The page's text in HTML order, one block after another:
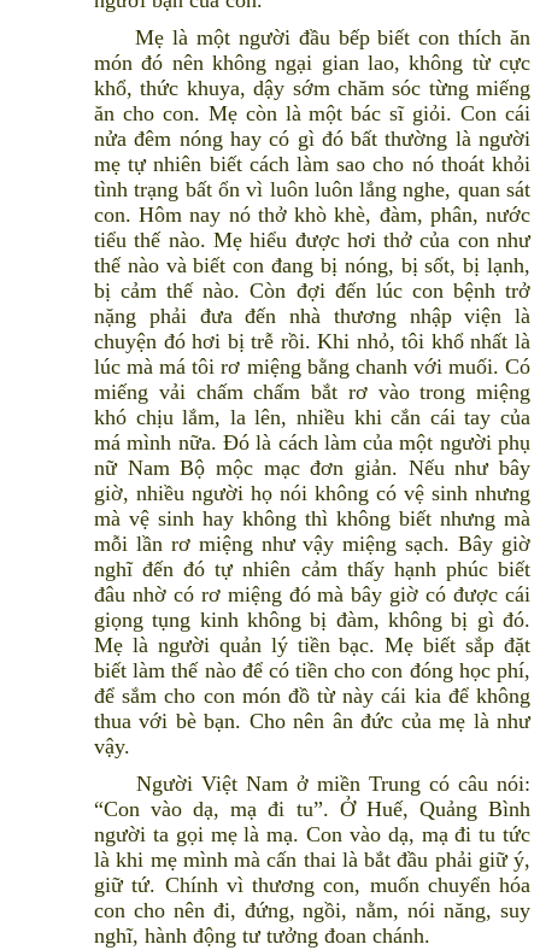
Mẹ là một người đầu bếp biết con thích ăn
món đó nên không ngại gian lao, không từ cực
khổ, thức khuya, dậy sớm chăm sóc từng miếng
ăn cho con. Mẹ còn là một bác sĩ giỏi. Con cái
nửa đêm nóng hay có gì đó bất thường là người
mẹ tự nhiên biết cách làm sao cho nó thoát khỏi
tình trạng bất ổn vì luôn luôn lắng nghe, quan sát
con. Hôm nay nó thở khò khè, đàm, phân, nước
tiểu thế nào. Mẹ hiểu được hơi thở của con như
thế nào và biết con đang bị nóng, bị sốt, bị lạnh,
bị cảm thế nào. Còn đợi đến lúc con bệnh trở
nặng phải đưa đến nhà thương nhập viện là
chuyện đó hơi bị trễ rồi. Khi nhỏ, tôi khổ nhất là
lúc mà má tôi rơ miệng bằng chanh với muối. Có
miếng vải chấm chấm bắt rơ vào trong miệng
khó chịu lắm, la lên, nhiều khi cắn cái tay của
má mình nữa. Đó là cách làm của một người phụ
nữ Nam Bộ mộc mạc đơn giản. Nếu như bây
giờ, nhiều người họ nói không có vệ sinh nhưng
mà vệ sinh hay không thì không biết nhưng mà
mỗi lần rơ miệng như vậy miệng sạch. Bây giờ
nghĩ đến đó tự nhiên cảm thấy hạnh phúc biết
đâu nhờ có rơ miệng đó mà bây giờ có được cái
giọng tụng kinh không bị đàm, không bị gì đó.
Mẹ là người quản lý tiền bạc. Mẹ biết sắp đặt
biết làm thế nào để có tiền cho con đóng học phí,
để sắm cho con món đồ từ này cái kia để không
thua với bè bạn. Cho nên ân đức của mẹ là như
vậy.
Người Việt Nam ở miền Trung có câu nói:
“Con vào dạ, mạ đi tu”. Ở Huế, Quảng Bình
người ta gọi mẹ là mạ. Con vào dạ, mạ đi tu tức
là khi mẹ mình mà cấn thai là bắt đầu phải giữ ý,
giữ tứ. Chính vì thương con, muốn chuyển hóa
con cho nên đi, đứng, ngồi, nằm, nói năng, suy
nghĩ, hành động tư tưởng đoan chánh.